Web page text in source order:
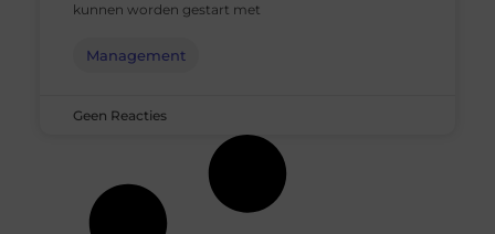
kunnen worden gestart met
Management
Geen Reacties